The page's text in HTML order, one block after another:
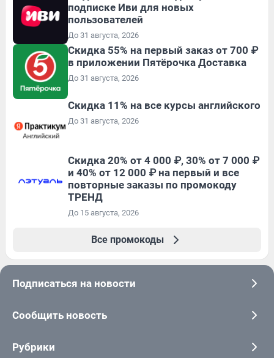
подписке Иви для новых
пользователей
До 31 августа, 2026
Скидка 55% на первый заказ от 700 ₽
в приложении Пятёрочка Доставка
До 31 августа, 2026
Скидка 11% на все курсы английского
До 31 августа, 2026
Скидка 20% от 4 000 ₽, 30% от 7 000 ₽
и 40% от 12 000 ₽ на первый и все
повторные заказы по промокоду
ТРЕНД
До 15 августа, 2026
Все промокоды
Подписаться на новости
Сообщить новость
Рубрики